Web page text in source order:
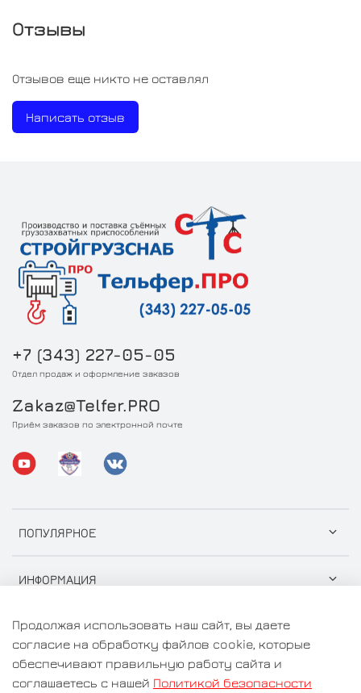
Отзывы
Отзывов еще никто не оставлял
Написать отзыв
ПОПУЛЯРНОЕ
ИНФОРМАЦИЯ
+7 (343) 227-05-05
Отдел продаж и оформление заказов
Zakaz@Telfer.PRO
Приём заказов по электронной почте
© 2026 ООО "СтройГрузСнаб" Любое использование
Продолжая использовать наш сайт, вы даете
согласие на обработку файлов cookie, которые
обеспечивают правильную работу сайта и
соглашаетесь с нашей Политикой безопасности